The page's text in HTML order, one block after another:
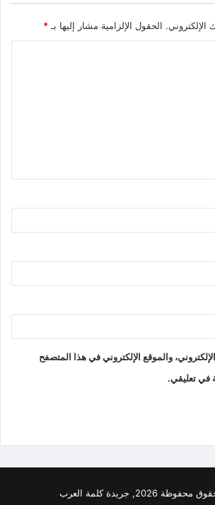
الحقول الإلزامية مشار إليها بـ *
والموقع الإلكتروني في هذا المتصفح
في تعليقي.
2026, جريدة كلمة العرب